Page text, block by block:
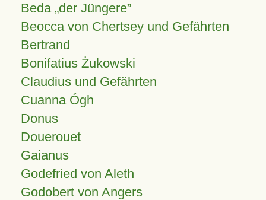
Beda „der Jüngere”
Beocca von Chertsey und Gefährten
Bertrand
Bonifatius Żukowski
Claudius und Gefährten
Cuanna Ógh
Donus
Douerouet
Gaianus
Godefried von Aleth
Godobert von Angers